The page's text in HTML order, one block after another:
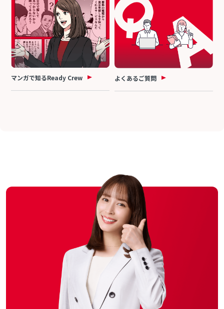
マンガで知るReady Crew よくあるご質問